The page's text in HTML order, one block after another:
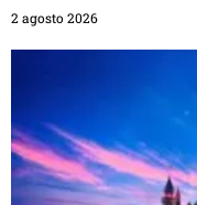
2 agosto 2026